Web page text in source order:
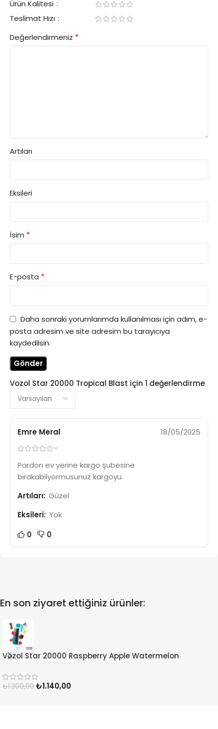
Vozol Star 20000 Tropical Blast için 1 değerlendirme
Emre Meral 18/05/2025
Pardon ev yerine kargo şubesine
bırakabilyormusunuz kargoyu
Artıları: Güzel
Eksileri: Yok
0
0
Ürün Kalitesi
Teslimat Hızı
Değerlendirmeniz *
Artıları
Eksileri
İsim *
E-posta *
Daha sonraki yorumlarımda kullanılması için adım, e-
posta adresim ve site adresim bu tarayıcıya
kaydedilsin.
En son ziyaret ettiğiniz ürünler:
Vozol Star 20000 Raspberry Apple Watermelon
₺1.300,00 ₺1.140,00